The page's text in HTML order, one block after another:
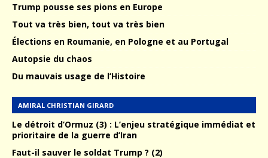
Trump pousse ses pions en Europe
Tout va très bien, tout va très bien
Élections en Roumanie, en Pologne et au Portugal
Autopsie du chaos
Du mauvais usage de l’Histoire
AMIRAL CHRISTIAN GIRARD
Le détroit d’Ormuz (3) : L’enjeu stratégique immédiat et
prioritaire de la guerre d’Iran
Faut-il sauver le soldat Trump ? (2)